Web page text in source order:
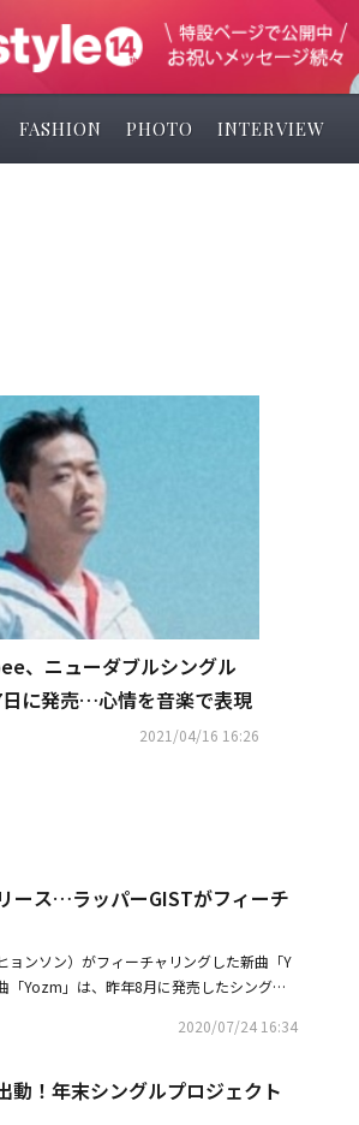
FASHION PHOTO INTERVIEW
、ニューダブルシングル
日に発売…心情を音楽で表現
2021/04/16 16:26
ース…ラッパーGISTがフィーチ
ンソン）がフィーチャリングした新曲「Y
Yozm」は、昨年8月に発売したシングル
世の中で自分だけの流れを見ていきたいとい
）がフィーチャリングとして参加し注目を
ラップを盛り込んだことが伝えられ、ヒッ
2020/07/24 16:34
動！年末シングルプロジェクト